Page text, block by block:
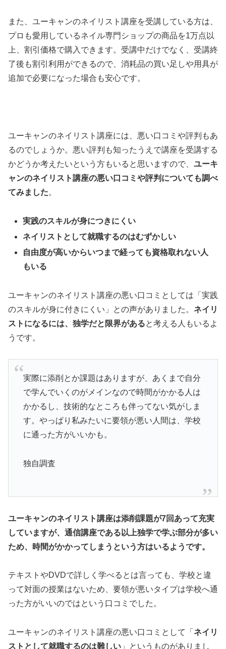
また、ユーキャンのネイリスト講座を受講している方は、
プロも愛用しているネイル専門ショップの商品を1万点以
上、割引価格で購入できます。受講中だけでなく、受講終
了後も割引利用ができるので、消耗品の買い足しや用具が
追加で必要になった場合も安心です。
ユーキャンのネイリスト講座には、悪い口コミや評判もあ
るのでしょうか。悪い評判も知ったうえで講座を受講する
かどうか考えたいという方もいると思いますので、 ユーキ
ャンのネイリスト講座の悪い口コミや評判についても調べ
てみました。
実践のスキルが身につきにくい
ネイリストとして就職するのはむずかしい
自由度が高いからいつまで経っても資格取れない人
もいる
ユーキャンのネイリスト講座の悪い口コミとしては「実践
のスキルが身に付きにくい」との声がありました。 ネイリ
ストになるには、独学だと限界があると考える人もいるよ
うです。
実際に添削とか課題はありますが、あくまで自分
で学んでいくのがメインなので時間がかかる人は
かかるし、技術的なところも伴ってない気がしま
す。やっぱり私みたいに要領が悪い人間は、学校
に通った方がいいかも。
独自調査
ユーキャンのネイリスト講座は添削課題が7回あって充実
していますが、通信講座である以上独学で学ぶ部分が多い
ため、時間がかかってしまうという方はいるようです。
テキストやDVDで詳しく学べるとは言っても、学校と違
って対面の授業はないため、要領が悪いタイプは学校へ通
った方がいいのではという口コミでした。
ユーキャンのネイリスト講座の悪い口コミとして「 ネイリ
ストとして就職するのは難しい 」というものがありまし